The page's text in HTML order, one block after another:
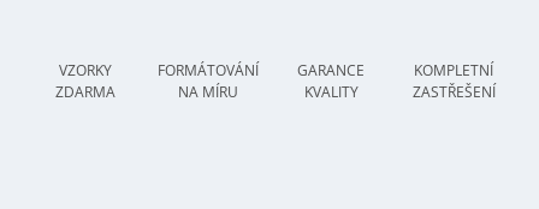
VZORKY
ZDARMA
FORMÁTOVÁNÍ
NA MÍRU
GARANCE
KVALITY
KOMPLETNÍ
ZASTŘEŠENÍ